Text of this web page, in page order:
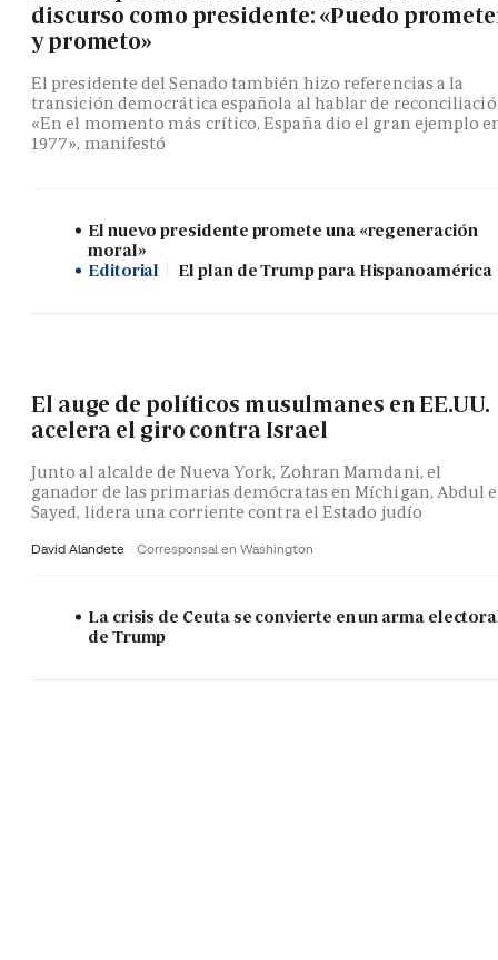
discurso como presidente: «Puedo
y prometo»
El presidente del Senado también hizo referencias a la
transición democrática española al hablar de
«En el momento más crítico, España dio el gran ejemplo
1977», manifestó
El nuevo presidente promete una «regeneración
moral»
Editorial
El plan de Trump para Hispanoamérica
El auge de políticos musulmanes en EE.UU.
acelera el giro contra Israel
Junto al alcalde de Nueva York, Zohran Mamdani, el
ganador de las primarias demócratas en Míchigan, Abdul
Sayed, lidera una corriente contra el Estado judío
David Alandete Corresponsal en Washington
La crisis de Ceuta se convierte en un arma
de Trump